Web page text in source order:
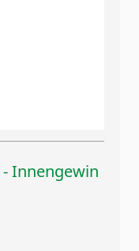
Innengewin